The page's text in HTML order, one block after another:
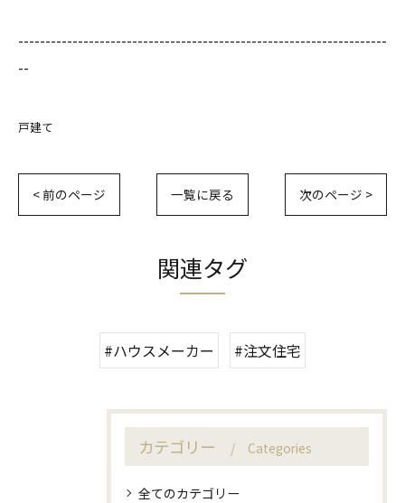
--------------------------------------------------------------------
--
戸建て
< 前のページ 一覧に戻る 次のページ >
関連タグ
#ハウスメーカー #注文住宅
カテゴリー Categories
全てのカテゴリー